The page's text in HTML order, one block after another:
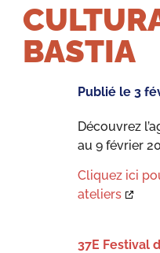
BASTIA
Publié le 3
Découvrez
au 9 février
Cliquez ici
ateliers
37E Festival